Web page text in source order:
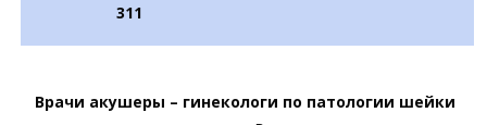
311
Врачи акушеры – гинекологи по патологии шейки